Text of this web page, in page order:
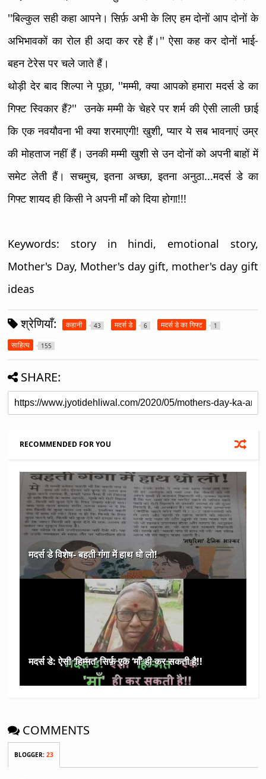
''बिल्कुल सही कहा आपने। सिर्फ़ अभी के लिए हम दोनों आप दोनों के
अभिभावकों का रोल ही अदा कर रहे हैं।'' ऐसा कह कर दोनों भाई-
बहन टेरेस पर चले जाते हैं।
थोड़ी देर बाद शिल्पा ने पूछा, ''मम्मी, क्या आपको हमारा मदर्स डे का
गिफ्ट स्विकार हैं?'' उनके मम्मी के चेहरे पर शर्म की ऐसी लाली छाई
कि एक नवयौवना भी क्या शरमाएगी! खुशी, प्यार ये सब भावनाएं उम्र
की मोहताज नहीं हैं। उनकी मम्मी खुशी से उन दोनों को अपनी बाहों में
समेट लेती हैं। सचमुच, इतना अच्छा, इतना अनुठा...मदर्स डे का
गिफ्ट शायद ही किसी ने अपनी माँ को दिया होगा!!!
Keywords: story in hindi, emotional story,
Mother's Day, Mother's day gift, mother's day gift
ideas
श्रेणियाँ: कहानी 43 मदर्स डे 6 मदर्स डे का गिफ्ट 1
साहित्य 155
SHARE:
RECOMMENDED FOR YOU
मदर्स डे विशेष- बहती गंगा में हाथ धो लो!
मदर्स डे: ऐसी ‘हिम्मत’ सिर्फ़ एक ‘माँ’ ही कर सकती है!!
COMMENTS
BLOGGER:23